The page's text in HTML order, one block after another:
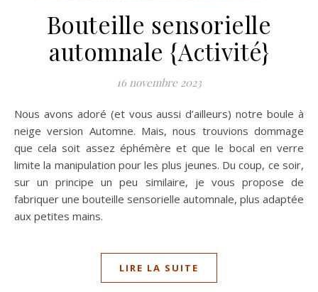
Bouteille sensorielle
automnale {Activité}
16 novembre 2023
Nous avons adoré (et vous aussi d’ailleurs) notre boule à
neige version Automne. Mais, nous trouvions dommage
que cela soit assez éphémère et que le bocal en verre
limite la manipulation pour les plus jeunes. Du coup, ce soir,
sur un principe un peu similaire, je vous propose de
fabriquer une bouteille sensorielle automnale, plus adaptée
aux petites mains.
LIRE LA SUITE